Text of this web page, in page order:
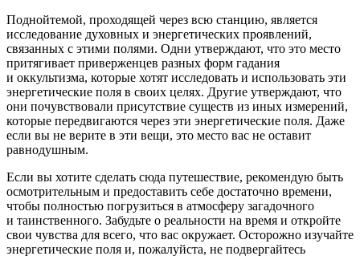
Поднойтемой, проходящей через всю станцию, является
исследование духовных и энергетических проявлений,
связанных с этими полями. Одни утверждают, что это место
притягивает приверженцев разных форм гадания
и оккультизма, которые хотят исследовать и использовать эти
энергетические поля в своих целях. Другие утверждают, что
они почувствовали присутствие существ из иных измерений,
которые передвигаются через эти энергетические поля. Даже
если вы не верите в эти вещи, это место вас не оставит
равнодушным.
Если вы хотите сделать сюда путешествие, рекомендую быть
осмотрительным и предоставить себе достаточно времени,
чтобы полностью погрузиться в атмосферу загадочного
и таинственного. Забудьте о реальности на время и откройте
свои чувства для всего, что вас окружает. Осторожно изучайте
энергетические поля и, пожалуйста, не подвергайтесь